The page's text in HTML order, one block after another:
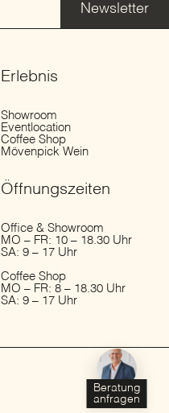
Newsletter
Erlebnis
Showroom
Eventlocation
Coffee Shop
Mövenpick Wein
Öffnungs­zeiten
Office & Showroom
MO – FR: 10 – 18.30 Uhr
SA: 9 – 17 Uhr
Coffee Shop
MO – FR: 8 – 18.30 Uhr
SA: 9 – 17 Uhr
Beratung
anfragen